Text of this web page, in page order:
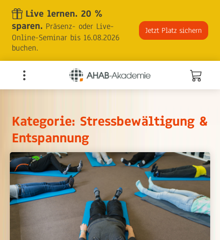
content
Live lernen. 20 %
sparen. Präsenz- oder Live-
Online-Seminar bis 16.08.2026
buchen.
Jetzt Platz sichern
Kategorie: Stressbewältigung &
Entspannung